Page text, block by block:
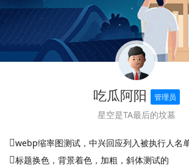
吃瓜阿阳 管理员
星空是TA最后的坟墓
webp缩率图测试，中兴回应列入被执行人名
标题换色，背景着色，加粗，斜体测试的